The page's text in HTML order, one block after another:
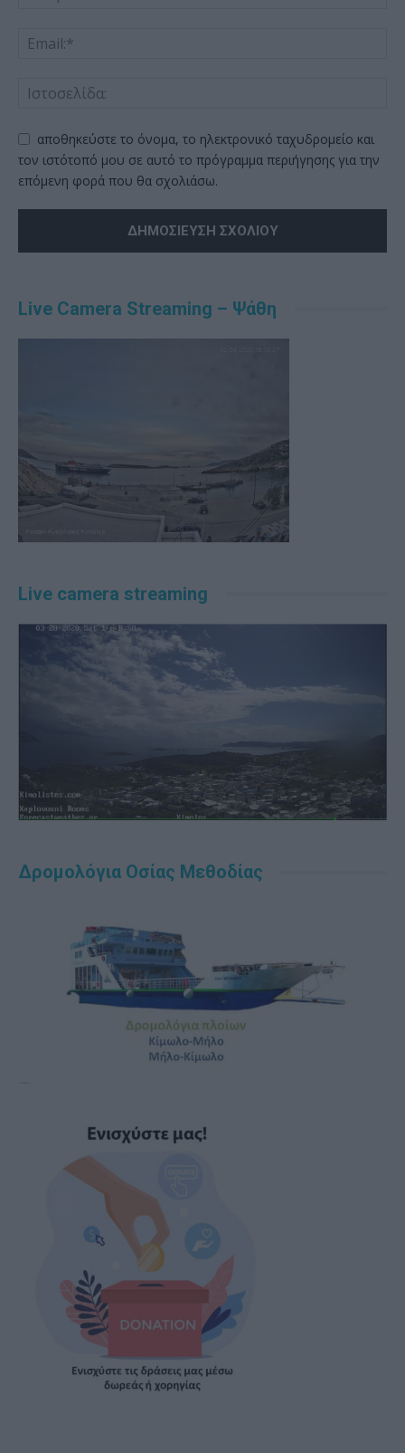
αποθηκεύστε το όνομα, το ηλεκτρονικό ταχυδρομείο και
τον ιστότοπό μου σε αυτό το πρόγραμμα περιήγησης για την
επόμενη φορά που θα σχολιάσω.
Live Camera Streaming – Ψάθη
Live camera streaming
Δρομολόγια Οσίας Μεθοδίας